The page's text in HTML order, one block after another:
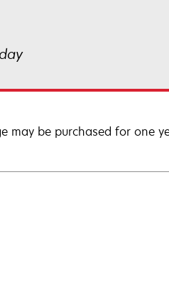
may be purchased for one